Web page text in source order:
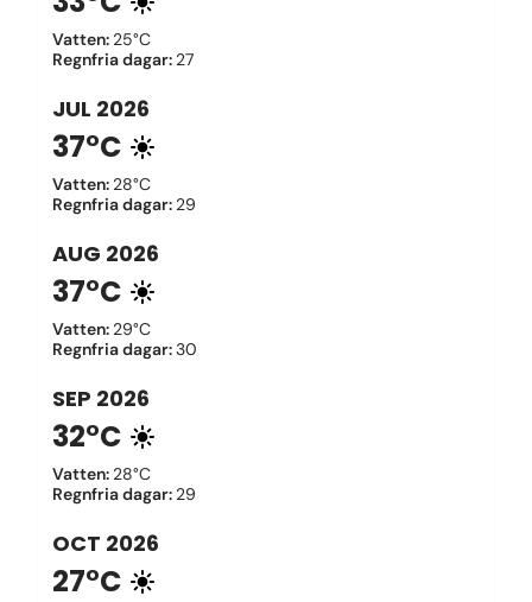
Vatten: 25°C
Regnfria dagar: 27
JUL 2026
37°C
Vatten: 28°C
Regnfria dagar: 29
AUG 2026
37°C
Vatten: 29°C
Regnfria dagar:30
SEP 2026
32°C
Vatten: 28°C
Regnfria dagar: 29
OCT 2026
27°C